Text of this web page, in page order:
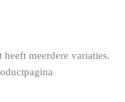
meerdere variaties.